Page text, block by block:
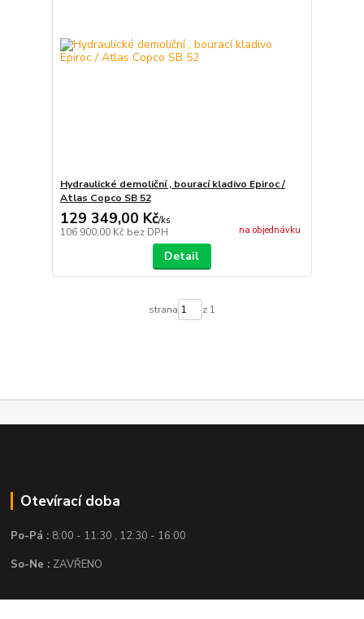
Hydraulické demoliční , bourací kladivo Epiroc /
Atlas Copco SB 52
129 349,00 Kč/ks
106 900,00 Kč bez DPH na objednávku
Detail
strana z 1
Otevírací doba
Po-Pá : 8:00 - 11:30 , 12:30 - 16:00
So-Ne : ZAVŘENO